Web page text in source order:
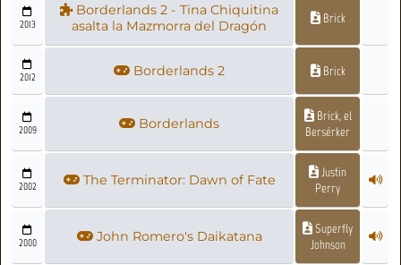
2013
Borderlands 2 - Tina Chiquitina
asalta la Mazmorra del Dragón
Brick
2012 Borderlands 2 Brick
2009 Borderlands
Brick, el
Bersérker
2002 The Terminator: Dawn of Fate
Justin
Perry
2000 John Romero's Daikatana
Superfly
Johnson